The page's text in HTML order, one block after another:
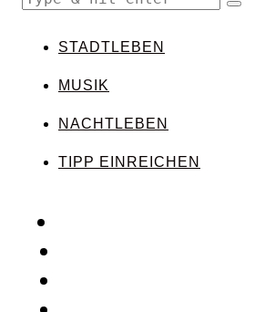
STADTLEBEN
MUSIK
NACHTLEBEN
TIPP EINREICHEN